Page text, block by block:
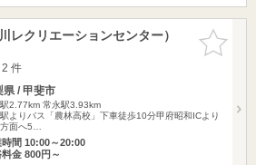
お気に入
りに追加
レクリエーションセンター）
件
県 / 甲斐市
2.77km 常永駅3.93km
よりバス「農林高校」下車徒歩10分甲府昭和ICより
面へ5…
時間 10:00～20:00
料金 800円～